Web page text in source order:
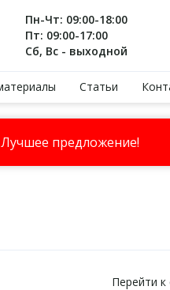
Пн-Чт: 09:00-18:00
Пт: 09:00-17:00
Сб, Вс - выходной
Статьи
Лучшее предложение!
Перейти